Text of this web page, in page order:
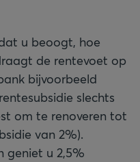
u beoogt, hoe
de rentevoet op
bijvoorbeeld
slechts
om te renoveren tot
van 2%).
geniet u 2,5%